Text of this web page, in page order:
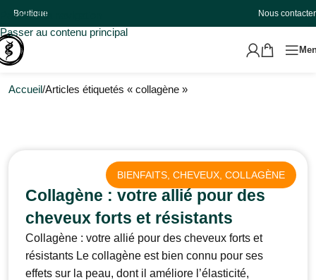
Passer à la navigation
Passer au contenu principal
Boutique Nous contacter
Accueil Articles étiquetés « collagène »
BIENFAITS, CHEVEUX, COLLAGÈNE
Collagène : votre allié pour des
cheveux forts et résistants
Collagène : votre allié pour des cheveux forts et
résistants Le collagène est bien connu pour ses
effets sur la peau, dont il améliore l’élasticité,